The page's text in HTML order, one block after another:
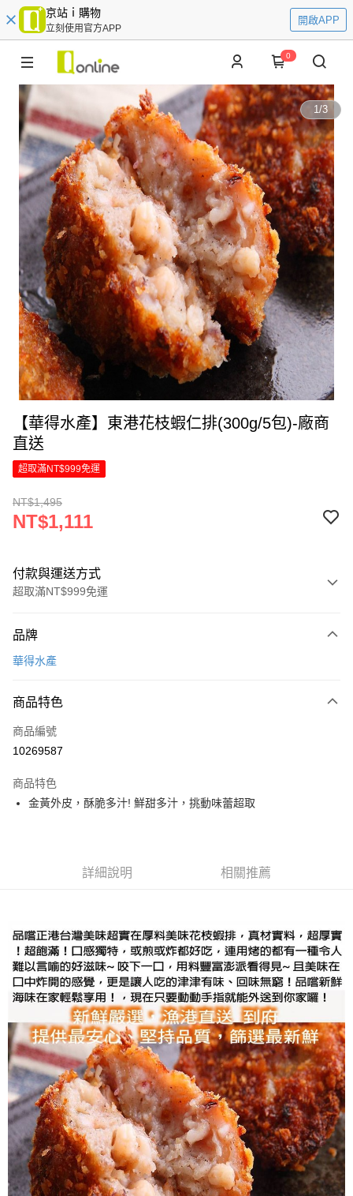
京站ｉ購物
立刻使用官方APP
開啟APP
0
1/3
【華得水產】東港花枝蝦仁排(300g/5包)-廠商
直送
超取滿NT$999免運
NT$1,495
NT$1,111
付款與運送方式
超取滿NT$999免運
信用卡一次付款
Apple Pay
街口支付
Google Pay
流程，驗證手機門號後，選擇欲分期的期數、繳款截止日，確認付款後即完
成交易。
3.實際核准額度、可分期數及費用金額請依後續交易確認頁面所載為準。
4.訂單成立30分鐘內，如未前往確認交易或遇審核未通過，訂單將自動取
消。如遇「轉專審核」未通過狀況，表示未達大哥付你分期系統評分，恕無
法說明評估內容。
【繳款方式說明】
1.分期款項不併入電信帳單，「大哥付你分期」於每月結算日後寄送繳費提
醒簡訊。
2.透過簡訊連結打開帳單後，可選擇「超商條碼／台灣大直營門市／銀行轉
帳／街口支付／iPASS MONEY」等通路繳費。
【注意事項】
1.本服務係由「台灣大哥大股份有限公司」（以下簡稱本公司）所提供，讓
用戶於交易時，得透過本服務購買商品或服務，並由商店將買賣／分期付款
買賣價金債權讓與本公司後，依約使用本公司帳單繳交帳款。
2.基於同意付款使用「大哥付你分期」之契約關係目的，商店將以您的個人
資料（包含姓名、電話或地址）提供予台灣大哥大進項蒐集、處理及利用，
由本公司與您本人進行分期帳單所需資料之確認、核對及更正。
【關於「AFTEE先享後付」】
AFTEE先享後付是「在收到商品之後才付款」的支付方式。 讓您購物簡單
便利好安心！
１．簡單：不需註冊會員、不需綁卡、不需儲值。
２．便利：只要手機號碼，簡訊認證，即可結帳。
３．安心：先確認商品／服務後，再付款。
【「AFTEE先享後付」結帳流程】
１．於結帳方式選擇「AFTEE先享後付」後，將跳轉至「AFTEE先享後付」
結帳頁面，進行簡訊認證並確認金額後，即可完成結帳。
２．訂單成立數日內，您將收到繳費通知簡訊。
３．收到繳費通知簡訊後14天內，點擊此簡訊中的連結，可透過四大超商／
ATM／網路銀行／等多元方式進行付款，方視為交易完成。
※ 請注意：結帳手續完成當下不需立刻繳費，但若您需要取消訂單，請聯絡
購買商品的店家。未經商家同意取消之訂單仍視為有效，需透過AFTEE先享
後付繳納相關費用。
※ 交易是否成功請以「AFTEE先享後付 」之結帳頁面顯示為準，若有關於
是否繳費成功／繳費後需取消欲退款等相關疑問，請聯繫「AFTEE先享後付
客戶支援中心」https://netprotections.freshdesk.com/support/home
ATM付款
運送方式
華得水產-冷凍7-11取貨(快速到店)
每筆NT$150，滿NT$999(含以上)免運費
華得水產-冷凍宅配
每筆NT$150，滿NT$999(含以上)免運費
品牌
華得水產
商品特色
商品編號
10269587
商品特色
金黃外皮，酥脆多汁! 鮮甜多汁，挑動味蕾超取
詳細說明 相關推薦